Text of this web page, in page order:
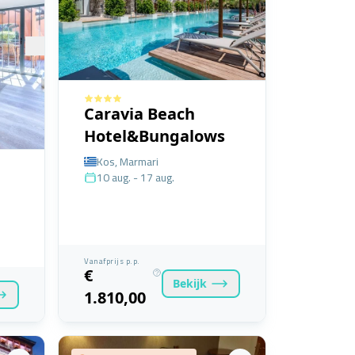
Caravia Beach
Hotel&Bungalows
Kos, Marmari
10 aug. - 17 aug.
Vanafprijs p.p.
€
1.810,00
Bekijk